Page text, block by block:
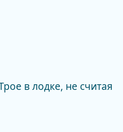
в лодке, не считая